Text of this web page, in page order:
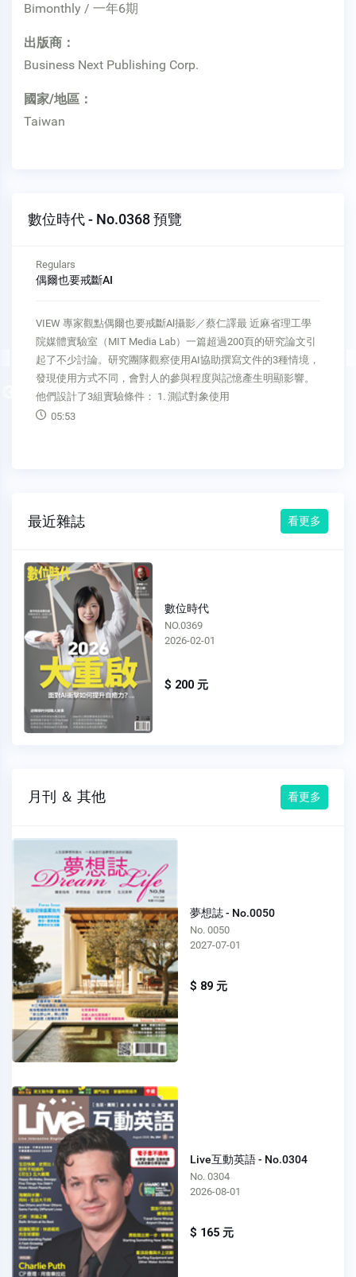
Bimonthly / 一年6期
出版商：
Business Next Publishing Corp.
國家/地區：
Taiwan
數位時代 - No.0368 預覽
Previous
Regulars
偶爾也要戒斷AI
VIEW 專家觀點偶爾也要戒斷Al攝影／蔡仁譯最 近麻省理工學
院媒體實驗室（MIT Media Lab）一篇超過200頁的研究論文引
起了不少討論。研究團隊觀察使用AI協助撰寫文件的3種情境，
發現使用方式不同，會對人的參與程度與記憶產生明顯影響。
他們設計了3組實驗條件： 1. 測試對象使用
05:53
最近雜誌 看更多
數位時代
NO.0369
2026-02-01
$ 200 元
月刊 ＆ 其他 看更多
夢想誌 - No.0050
No. 0050
2027-07-01
$ 89 元
Live互動英語 - No.0304
No. 0304
2026-08-01
$ 165 元